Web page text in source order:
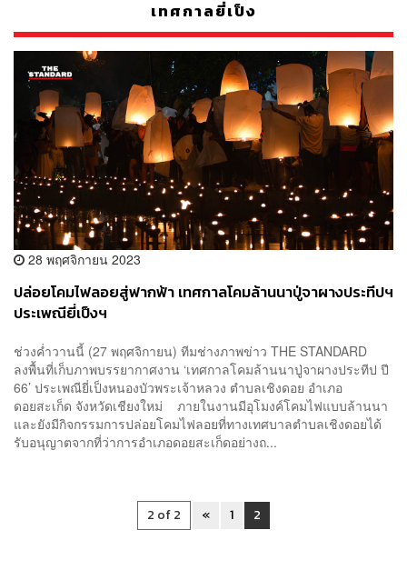
เทศกาลยี่เป็ง
28 พฤศจิกายน 2023
ปล่อยโคมไฟลอยสู่ฟากฟ้า เทศกาลโคมล้านนาปู่จาผางประทีปฯ
ประเพณียี่เป็งฯ
ช่วงค่ำวานนี้ (27 พฤศจิกายน) ทีมช่างภาพข่าว THE STANDARD
ลงพื้นที่เก็บภาพบรรยากาศงาน ‘เทศกาลโคมล้านนาปู่จาผางประทีป ปี​
66’ ประเพณียี่เป็งหนองบัวพระเจ้าหลวง ตำบลเชิงดอย อำเภอ
ดอยสะเก็ด จังหวัดเชียงใหม่ ภายในงานมีอุโมงค์โคมไฟแบบล้านนา
และยังมีกิจกรรมการปล่อยโคมไฟลอยที่ทางเทศบาลตำบลเชิงดอยได้
รับอนุญาตจากที่ว่าการอำเภอดอยสะเก็ดอย่างถ...
2 of 2 « 1 2